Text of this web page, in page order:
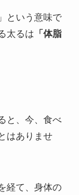
という意味で
太るは 「体脂
と、今、食べ
はありませ
経て、身体の